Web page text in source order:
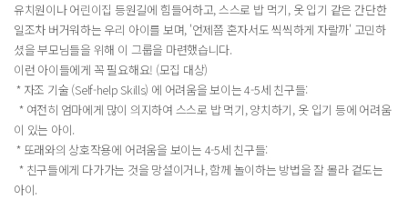
유치원이나 어린이집 등원길에 힘들어하고, 스스로 밥 먹기, 옷 입기 같은 간단한
일조차 버거워하는 우리 아이를 보며, '언제쯤 혼자서도 씩씩하게 자랄까' 고민하
셨을 부모님들을 위해 이 그룹을 마련했습니다.
이런 아이들에게 꼭 필요해요! (모집 대상)
* 자조 기술 (Self-help Skills) 에 어려움을 보이는 4-5세 친구들:
* 여전히 엄마에게 많이 의지하여 스스로 밥 먹기, 양치하기, 옷 입기 등에 어려움
이 있는 아이.
* 또래와의 상호작용에 어려움을 보이는 4-5세 친구들:
* 친구들에게 다가가는 것을 망설이거나, 함께 놀이하는 방법을 잘 몰라 겉도는
아이.